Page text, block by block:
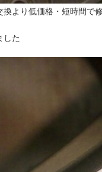
より低価格・短時間で
した